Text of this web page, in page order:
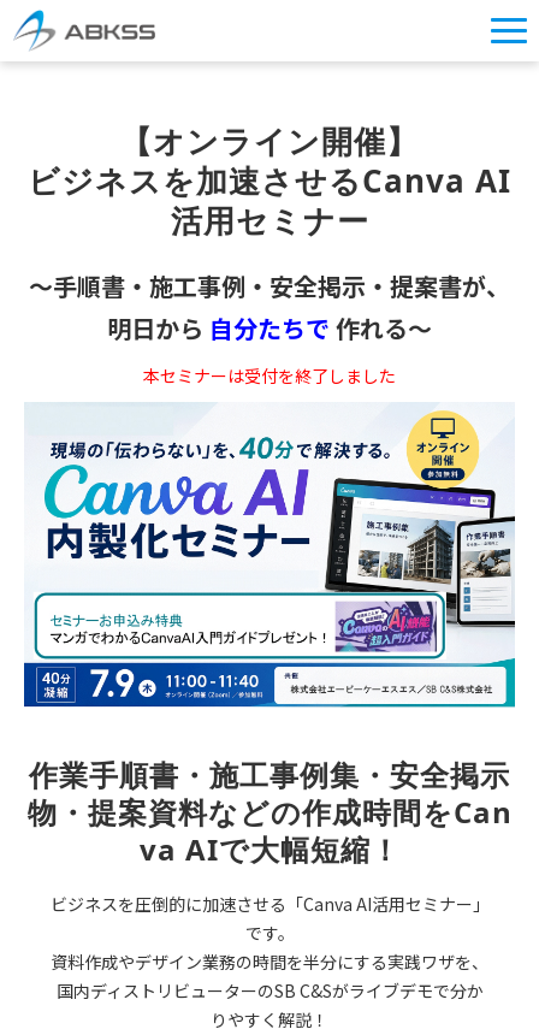
製品/FAQ
サービス
オンラインストア
イベント・セミナー
ブログ
【オンライン開催】
ビジネスを加速させるCanva AI
活用セミナー
～手順書・施工事例・安全掲示・提案書が、
明日から 自分たちで 作れる～
本セミナーは受付を終了しました
作業手順書・施工事例集・安全掲示
物・提案資料などの作成時間をCan
va AIで大幅短縮！
ビジネスを圧倒的に加速させる「Canva AI活用セミナー」
です。
資料作成やデザイン業務の時間を半分にする実践ワザを、
国内ディストリビューターのSB C&Sがライブデモで分か
りやすく解説！